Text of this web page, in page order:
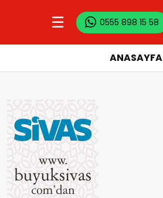
☰ 0555 898 15 58
ANASAYFA